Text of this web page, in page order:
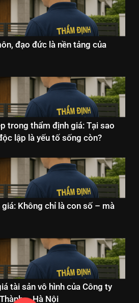
đạo đức là nền tảng của
trong thẩm định giá: Tại sao
lập là yếu tố sống còn?
Không chỉ là con số – mà
tài sản vô hình của Công ty
– Hà Nội